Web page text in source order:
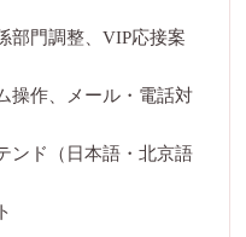
部門調整、VIP応接案
操作、メール・電話対
ンド（日本語・北京語